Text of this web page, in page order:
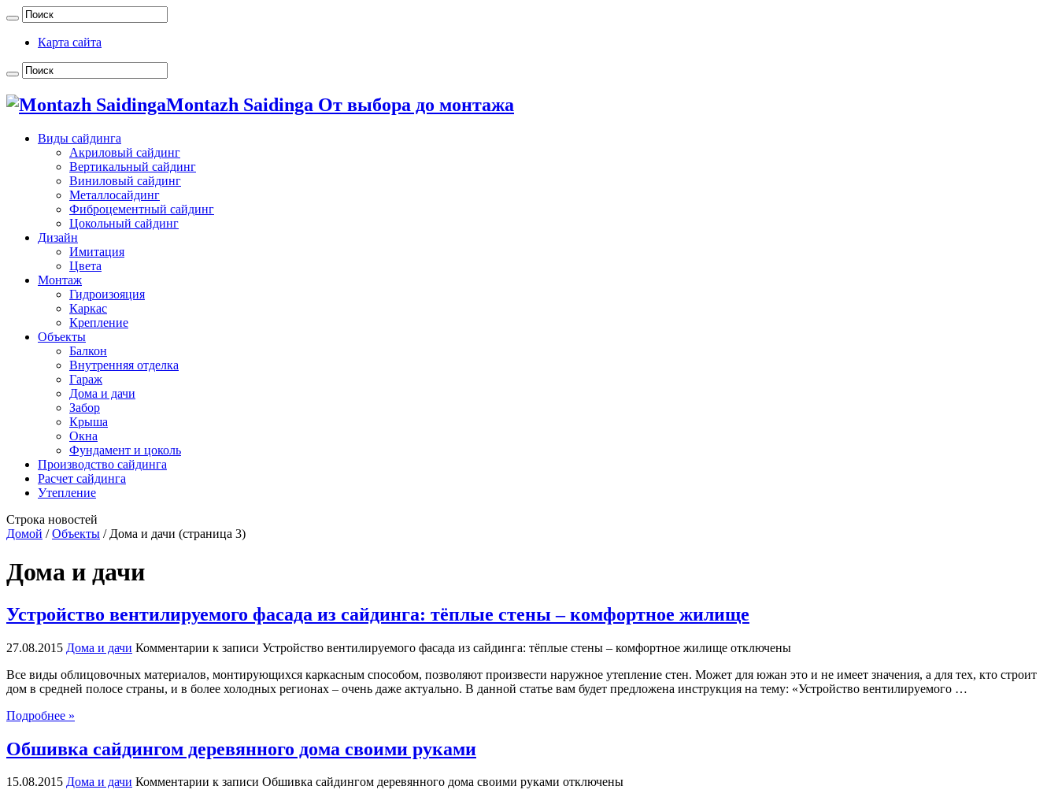
Карта сайта
Montazh Saidinga От выбора до монтажа
Виды сайдинга
Акриловый сайдинг
Вертикальный сайдинг
Виниловый сайдинг
Металлосайдинг
Фиброцементный сайдинг
Цокольный сайдинг
Дизайн
Имитация
Цвета
Монтаж
Гидроизояция
Каркас
Крепление
Объекты
Балкон
Внутренняя отделка
Гараж
Дома и дачи
Забор
Крыша
Окна
Фундамент и цоколь
Производство сайдинга
Расчет сайдинга
Утепление
Строка новостей
Домой / Объекты / Дома и дачи (страница 3)
Дома и дачи
Устройство вентилируемого фасада из сайдинга: тёплые стены – комфортное жилище
27.08.2015 Дома и дачи Комментарии к записи Устройство вентилируемого фасада из сайдинга: тёплые стены – комфортное жилище отключены
Все виды облицовочных материалов, монтирующихся каркасным способом, позволяют произвести наружное утепление стен. Может для южан это и не имеет значения, а для тех, кто строит
дом в средней полосе страны, и в более холодных регионах – очень даже актуально. В данной статье вам будет предложена инструкция на тему: «Устройство вентилируемого …
Подробнее »
Обшивка сайдингом деревянного дома своими руками
15.08.2015 Дома и дачи Комментарии к записи Обшивка сайдингом деревянного дома своими руками отключены